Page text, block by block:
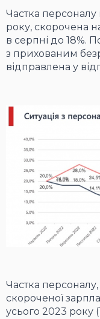
Частка персоналу
року, скорочена
в серпні до 18%.
з прихованим
відправлена у
Частка
скороченої
усього 2023 року